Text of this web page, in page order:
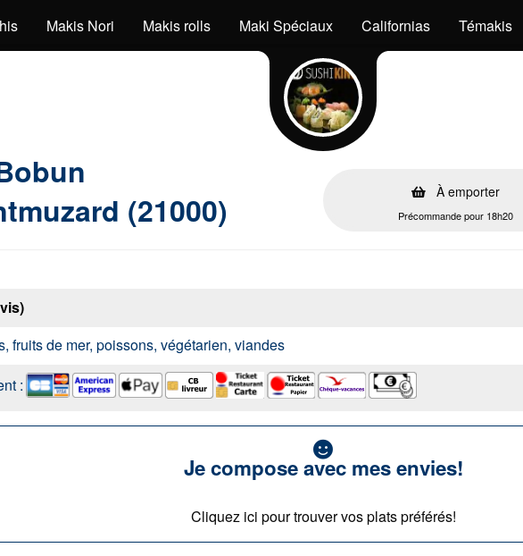
Makis Nori Makis rolls Maki Spéciaux Californias Témakis
(21000)
À emporter
Précommande pour 18h20
fruits de mer, poissons, végétarien, viandes
:
Je compose avec mes envies!
Cliquez ici pour trouver vos plats préférés!